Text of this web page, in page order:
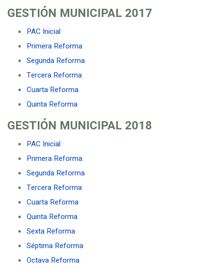
GESTIÓN MUNICIPAL 2017
PAC Inicial
Primera Reforma
Segunda Reforma
Tercera Reforma
Cuarta Reforma
Quinta Reforma
GESTIÓN MUNICIPAL 2018
PAC Inicial
Primera Reforma
Segunda Reforma
Tercera Reforma
Cuarta Reforma
Quinta Reforma
Sexta Reforma
Séptima Reforma
Octava Reforma